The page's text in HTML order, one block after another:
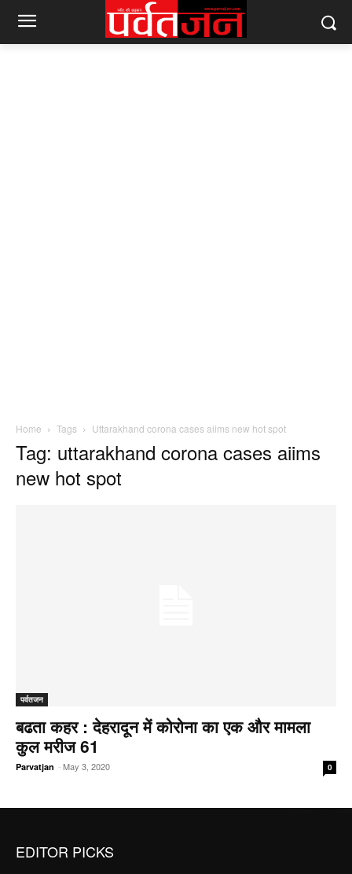
Home Tags Uttarakhand corona cases aiims new hot spot
Tag: uttarakhand corona cases aiims
new hot spot
पर्वतजन
बढता कहर : देहरादून में कोरोना का एक और मामला
कुल मरीज 61
Parvatjan -May 3, 2020 0
EDITOR PICKS